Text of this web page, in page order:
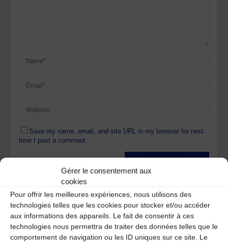
Gérer le consentement aux
cookies
Pour offrir les meilleures expériences, nous utilisons des
technologies telles que les cookies pour stocker et/ou accéder
aux informations des appareils. Le fait de consentir à ces
technologies nous permettra de traiter des données telles que le
comportement de navigation ou les ID uniques sur ce site. Le
Save my name, email, and site URL in my browser for next
time I post a comment.
Ce site utilise Akismet pour réduire les indésirables.
commentaires sont traitées.